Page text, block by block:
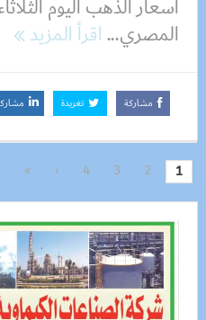
المصري...اقرأ المزيد
مشاركة تغريدة
1
2
3
4
›
»